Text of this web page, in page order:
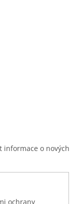
informace o nových
ochrany